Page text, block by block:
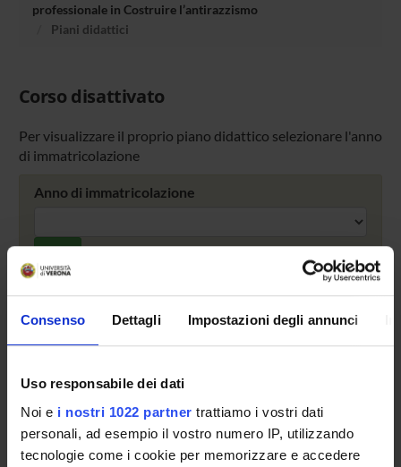
Consenso Dettagli Impostazioni degli annunci
Uso responsabile dei dati
Noi e i nostri 1022 partner trattiamo i vostri dati
personali, ad esempio il vostro numero IP, utilizzando
tecnologie come i cookie per memorizzare e accedere
professionale in Costruire l’antirazzismo
Piani didattici
Corso disattivato
Per visualizzare il proprio piano didattico selezionare l'anno
di immatricolazione
Anno di immatricolazione
Cerca
Non definito
Presentazione
Come iscriversi
Piani didattici